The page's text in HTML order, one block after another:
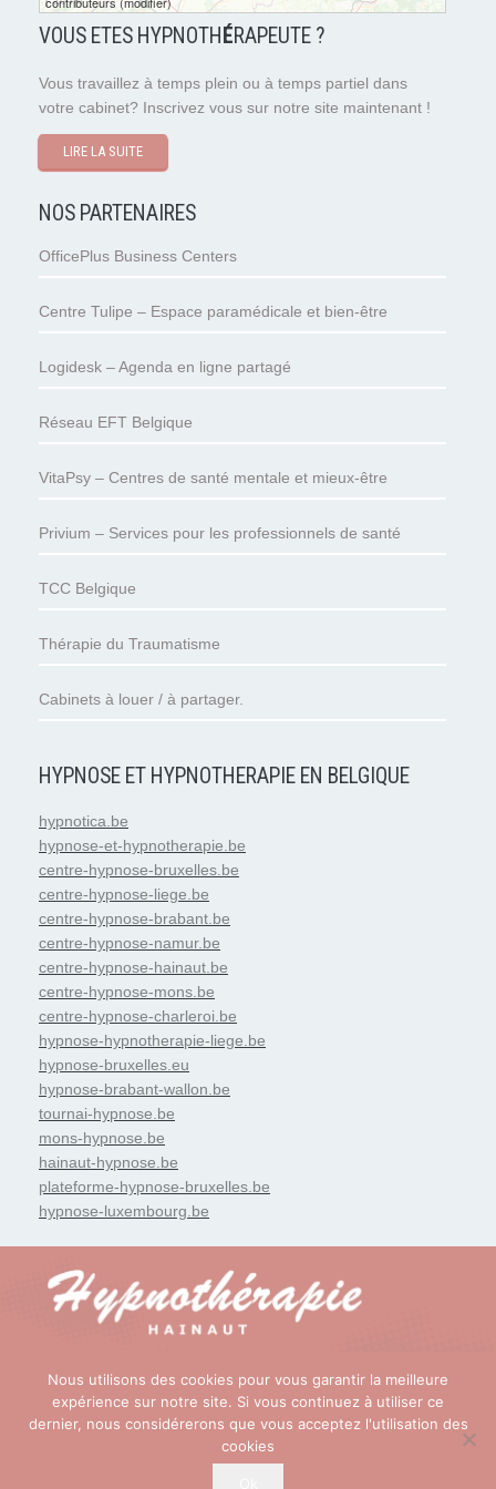
VOUS ETES HYPNOTH ÉRAPEUTE ?
Vous travaillez à temps plein ou à temps partiel dans
votre cabinet? Inscrivez vous sur notre site maintenant !
LIRE LA SUITE
NOS PARTENAIRES
OfficePlus Business Centers
Centre Tulipe – Espace paramédicale et bien-être
Logidesk – Agenda en ligne partagé
Réseau EFT Belgique
VitaPsy – Centres de santé mentale et mieux-être
Privium – Services pour les professionnels de santé
TCC Belgique
Thérapie du Traumatisme
Cabinets à louer / à partager.
HYPNOSE ET HYPNOTHERAPIE EN BELGIQUE
hypnotica.be
hypnose-et-hypnotherapie.be
centre-hypnose-bruxelles.be
centre-hypnose-liege.be
centre-hypnose-brabant.be
centre-hypnose-namur.be
centre-hypnose-hainaut.be
centre-hypnose-mons.be
centre-hypnose-charleroi.be
hypnose-hypnotherapie-liege.be
hypnose-bruxelles.eu
hypnose-brabant-wallon.be
tournai-hypnose.be
mons-hypnose.be
hainaut-hypnose.be
plateforme-hypnose-bruxelles.be
hypnose-luxembourg.be
Copyright © 2026Hypnose et Hypnothérapie Hainaut. Tous
droits réservés.
Privium – Des services qui soutiennent vos soins. Pour
Nous utilisons des cookies pour vous garantir la meilleure
expérience sur notre site. Si vous continuez à utiliser ce
dernier, nous considérerons que vous acceptez l'utilisation des
cookies